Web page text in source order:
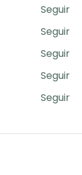
Seguir
Seguir
Seguir
Seguir
Seguir